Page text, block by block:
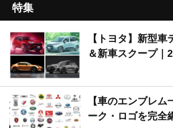
特集
【トヨタ】新型
＆新車スクープ｜
【車のエンブレ
ーク・ロゴを完全